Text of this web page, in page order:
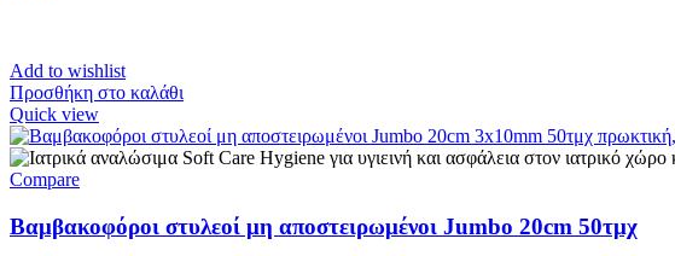
Add to wishlist
Προσθήκη στο καλάθι
Quick view
Compare
Βαμβακοφόροι στυλεοί μη αποστειρωμένοι Jumbo 20cm 50τμχ